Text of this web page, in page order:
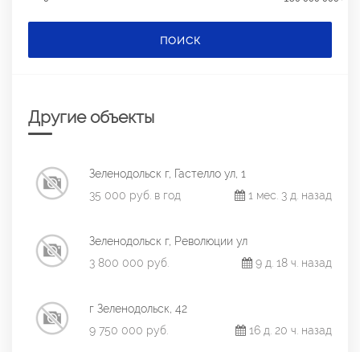
ПОИСК
Другие объекты
Зеленодольск г, Гастелло ул, 1
35 000 руб. в год
1 мес. 3 д. назад
Зеленодольск г, Революции ул
3 800 000 руб.
9 д. 18 ч. назад
г Зеленодольск, 42
9 750 000 руб.
16 д. 20 ч. назад